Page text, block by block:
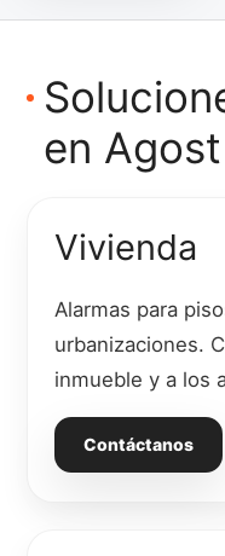
en Agost
Vivienda
Alarmas para
urbanizaciones.
inmueble y a los
Contáctanos